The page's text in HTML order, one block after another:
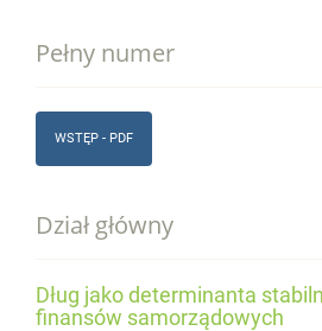
Pełny numer
WSTĘP - PDF
Dział główny
Dług jako determinanta
finansów samorządowych